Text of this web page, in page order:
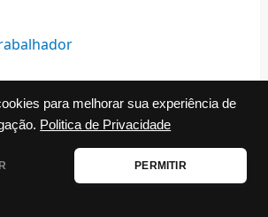
para melhorar sua experiência de
Politica de Privacidade
PERMITIR
Social